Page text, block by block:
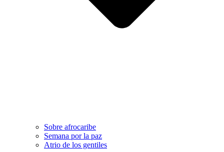
Sobre afrocaribe
Semana por la paz
Atrio de los gentiles